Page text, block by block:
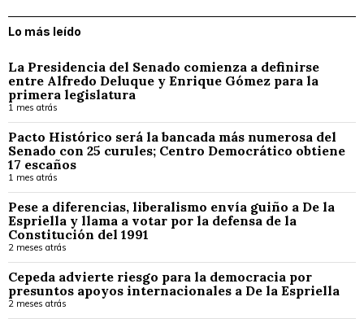
Lo más leído
La Presidencia del Senado comienza a definirse
entre Alfredo Deluque y Enrique Gómez para la
primera legislatura
1 mes atrás
Pacto Histórico será la bancada más numerosa del
Senado con 25 curules; Centro Democrático obtiene
17 escaños
1 mes atrás
Pese a diferencias, liberalismo envía guiño a De la
Espriella y llama a votar por la defensa de la
Constitución del 1991
2 meses atrás
Cepeda advierte riesgo para la democracia por
presuntos apoyos internacionales a De la Espriella
2 meses atrás